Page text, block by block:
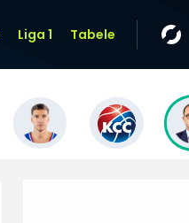
Liga 1 Tabele